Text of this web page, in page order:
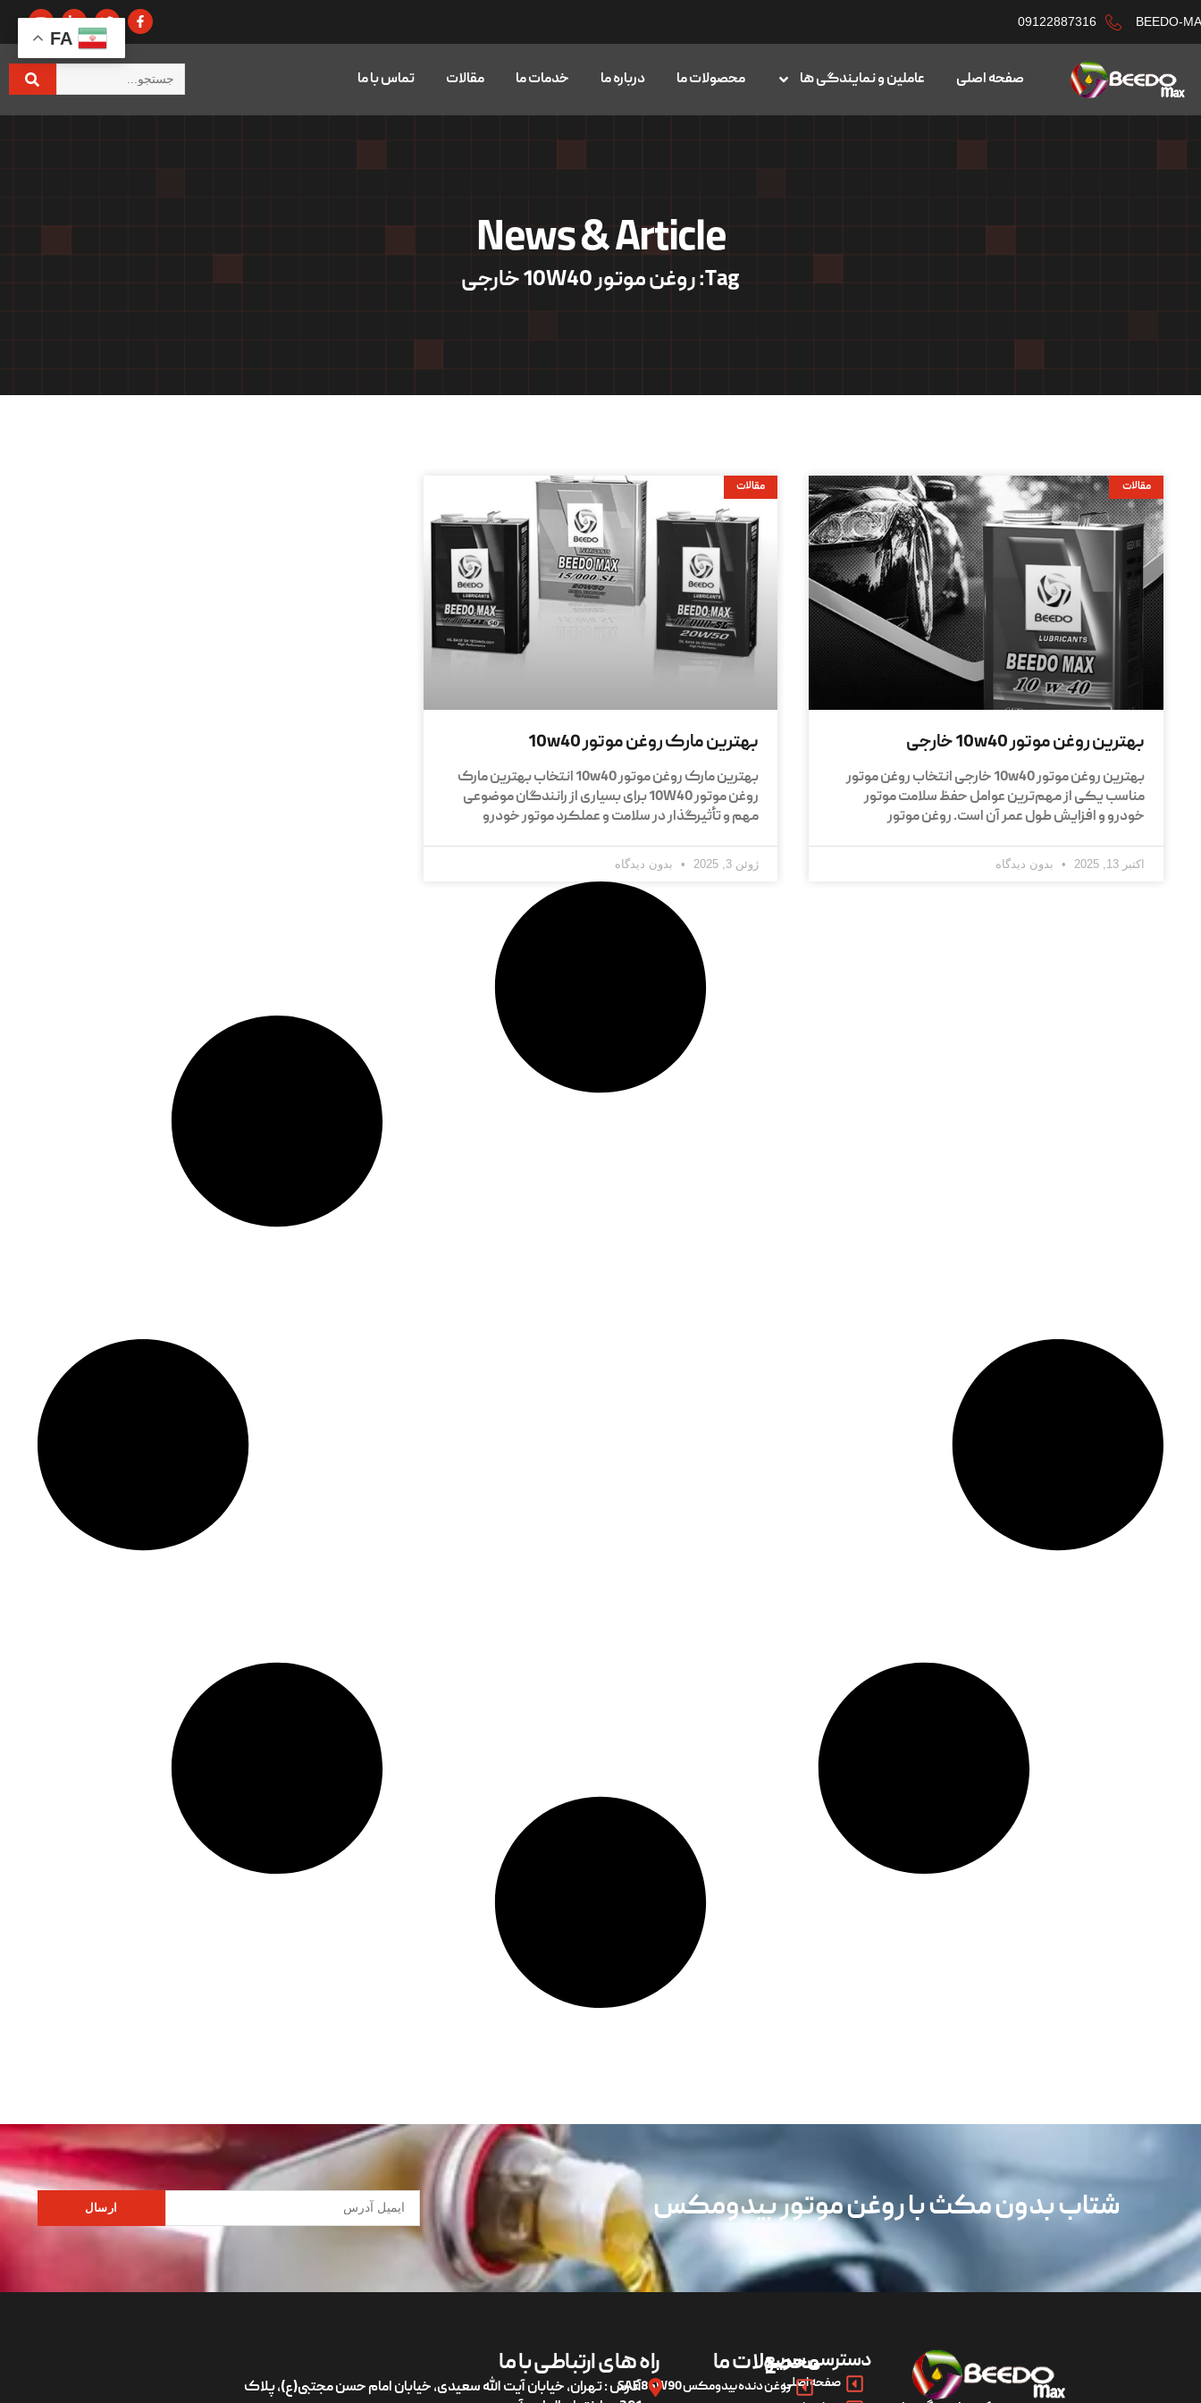
BEEDO-
09122887316
صفحه اصلی عاملین و نمایندگی ها محصولات ما درباره ما خدمات ما مقالات تماس با ما
News & Article
Tag: روغن موتور 10W40 خارجی
مقالات
بهترین روغن موتور 10w40 خارجی
بهترین روغن موتور 10w40 خارجی انتخاب روغن موتور
مناسب یکی از مهم‌ترین عوامل حفظ سلامت موتور
خودرو و افزایش طول عمر آن است. روغن موتور
اکتبر 13, 2025 بدون دیدگاه
مقالات
بهترین مارک روغن موتور 10w40
بهترین مارک روغن موتور 10w40 انتخاب بهترین مارک
روغن موتور 10W40 برای بسیاری از رانندگان موضوعی
مهم و تأثیرگذار در سلامت و عملکرد موتور خودرو
ژوئن 3, 2025 بدون دیدگاه
شتاب بدون مکث با روغن موتور بیدومکس ارسال
دسترسی سریع
صفحه اصلی
محصولات ما
روغن دنده بیدومکس SAE 85W90
راه های ارتباطی با ما
آدرس : تهران، خیابان آیت الله سعیدی، خیابان امام حسن مجتبی(ع)، پلاک
FA